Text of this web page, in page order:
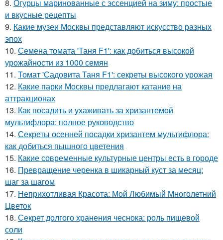
8. Огурцы маринованные с эссенцией на зиму: простые
и вкусные рецепты
9. Какие музеи Москвы представляют искусство разных
эпох
10. Семена томата 'Таня F1': как добиться высокой
урожайности из 1000 семян
11. Томат 'Садовита Таня F1': секреты высокого урожая
12. Какие парки Москвы предлагают катание на
аттракционах
13. Как посадить и ухаживать за хризантемой
мультифлора: полное руководство
14. Секреты осенней посадки хризантем мультифлора:
как добиться пышного цветения
15. Какие современные культурные центры есть в городе
16. Превращение черенка в шикарный куст за месяц:
шаг за шагом
17. Неприхотливая Красота: Мой Любимый Многолетний
Цветок
18. Секрет долгого хранения чеснока: роль пищевой
соли